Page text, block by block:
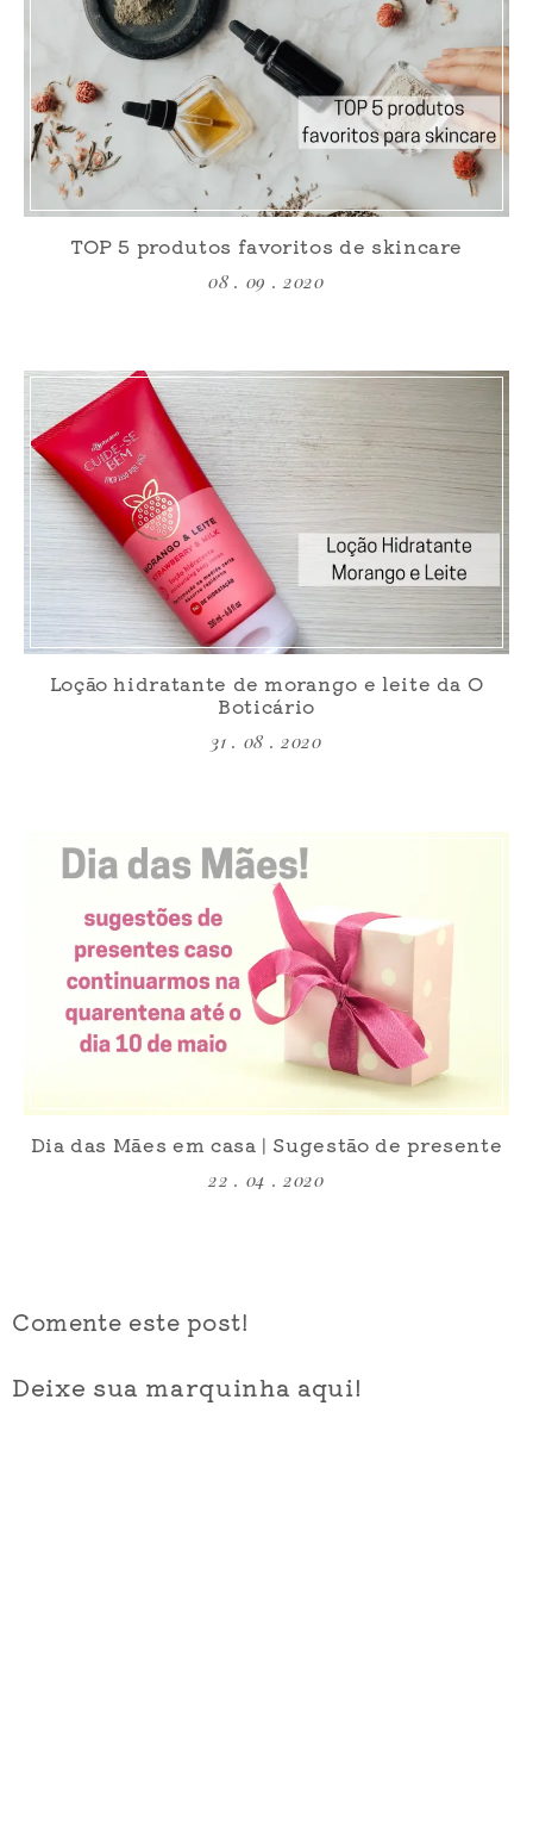
TOP 5 produtos favoritos de skincare
08 . 09 . 2020
Loção hidratante de morango e leite da O
Boticário
31 . 08 . 2020
Dia das Mães em casa | Sugestão de presente
22 . 04 . 2020
Comente este post!
Deixe sua marquinha aqui!